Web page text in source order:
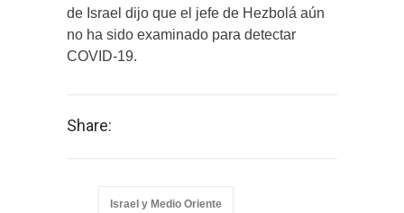
de Israel dijo que el jefe de Hezbolá aún
no ha sido examinado para detectar
COVID-19.
Share:
Israel y Medio Oriente